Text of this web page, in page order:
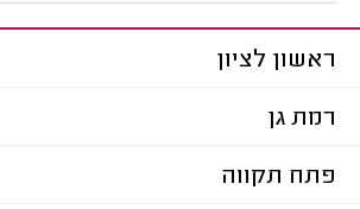
ראשון לציון
רמת גן
פתח תקווה